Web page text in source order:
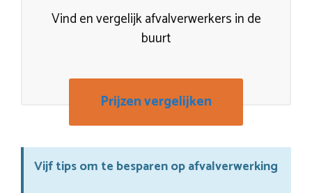
Vind en vergelijk afvalverwerkers in de
buurt
Prijzen vergelijken
Vijf tips om te besparen op afvalverwerking